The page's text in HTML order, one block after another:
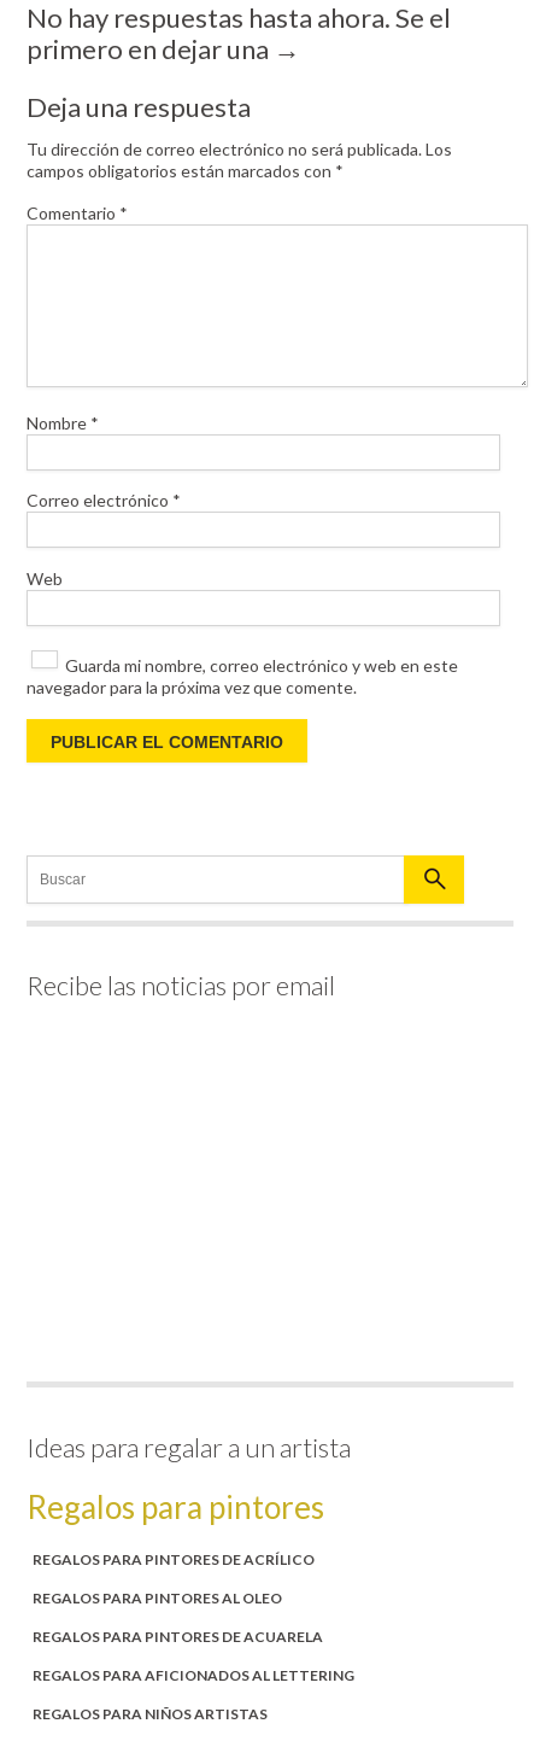
No hay respuestas hasta ahora. Se el
primero en dejar una →
Deja una respuesta
Tu dirección de correo electrónico no será publicada. Los
campos obligatorios están marcados con *
Comentario *
Nombre *
Correo electrónico *
Web
Guarda mi nombre, correo electrónico y web en este
navegador para la próxima vez que comente.
Recibe las noticias por email
Ideas para regalar a un artista
Regalos para pintores
REGALOS PARA PINTORES DE ACRÍLICO
REGALOS PARA PINTORES AL OLEO
REGALOS PARA PINTORES DE ACUARELA
REGALOS PARA AFICIONADOS AL LETTERING
REGALOS PARA NIÑOS ARTISTAS